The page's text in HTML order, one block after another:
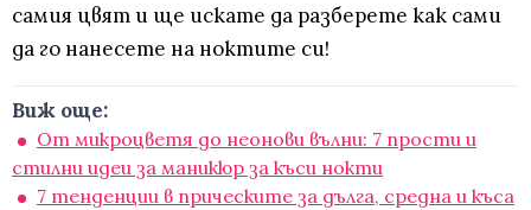
самия цвят и ще искате да разберете как сами
да го нанесете на ноктите си!
Виж още:
От микроцветя до неонови вълни: 7 прости и
стилни идеи за маникюр за къси нокти
7 тенденции в прическите за дълга, средна и къса